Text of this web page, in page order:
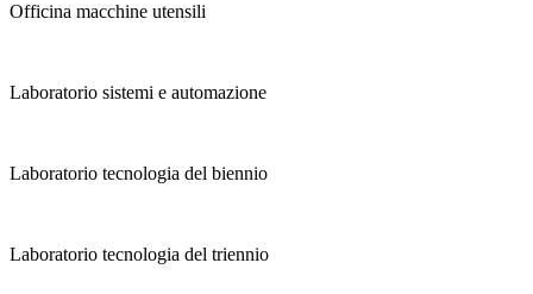
Officina macchine utensili
Laboratorio sistemi e automazione
Laboratorio tecnologia del biennio
Laboratorio tecnologia del triennio